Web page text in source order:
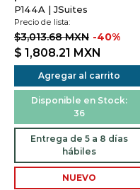
P144A | JSuites
Precio de lista:
$3,013.68 MXN -40%
$ 1,808.21 MXN
Agregar al carrito
Disponible en Stock:
36
Entrega de 5 a 8 días
hábiles
NUEVO